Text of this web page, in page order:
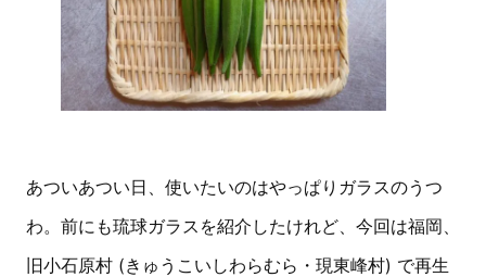
あついあつい日、使いたいのはやっぱりガラスのうつ
わ。前にも琉球ガラスを紹介したけれど、今回は福岡、
旧小石原村 (きゅうこいしわらむら・現東峰村) で再生